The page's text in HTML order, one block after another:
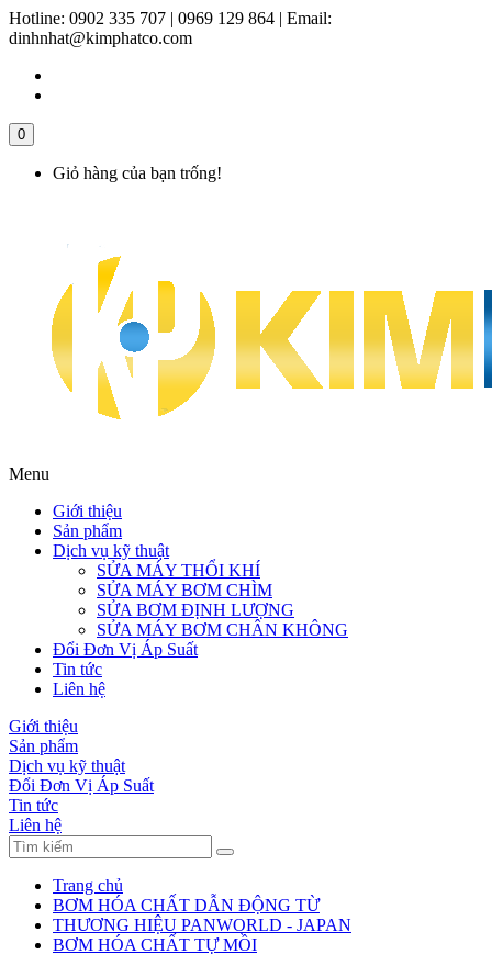
Hotline: 0902 335 707 | 0969 129 864 | Email:
dinhnhat@kimphatco.com
0
Giỏ hàng của bạn trống!
Menu
Giới thiệu
Sản phẩm
Dịch vụ kỹ thuật
SỬA MÁY THỔI KHÍ
SỬA MÁY BƠM CHÌM
SỬA BƠM ĐỊNH LƯỢNG
SỬA MÁY BƠM CHÂN KHÔNG
Đổi Đơn Vị Áp Suất
Tin tức
Liên hệ
Giới thiệu
Sản phẩm
Dịch vụ kỹ thuật
Đổi Đơn Vị Áp Suất
Tin tức
Liên hệ
Trang chủ
BƠM HÓA CHẤT DẪN ĐỘNG TỪ
THƯƠNG HIỆU PANWORLD - JAPAN
BƠM HÓA CHẤT TỰ MỒI